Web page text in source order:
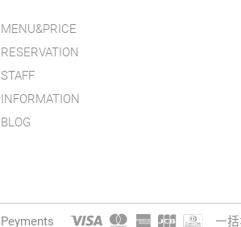
MENU&PRICE
RESERVATION
STAFF
INFORMATION
BLOG
Peyments 一